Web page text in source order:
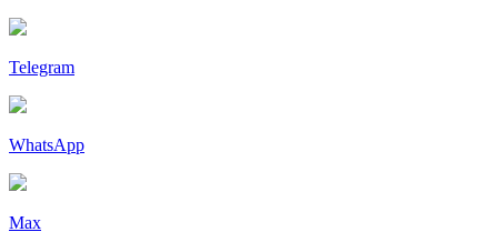
Telegram
WhatsApp
Max